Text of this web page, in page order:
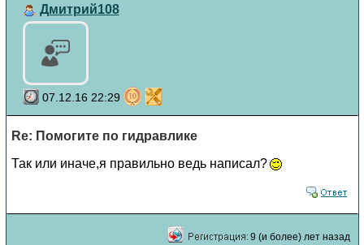
Дмитрий108
07.12.16 22:29
Re: Помогите по гидравлике
Так или иначе,я правильно ведь написал?
9 (и более) лет назад